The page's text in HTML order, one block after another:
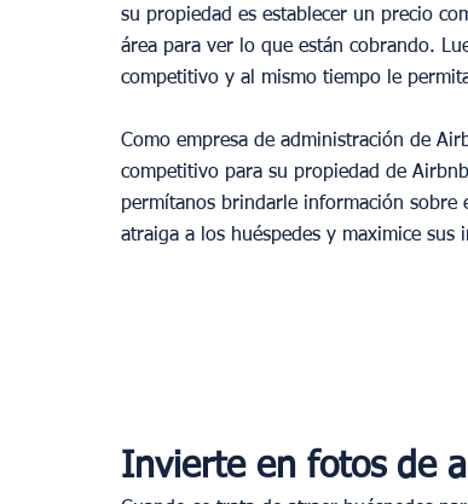
su propiedad es establecer un precio
área para ver lo que están cobrando.
competitivo y al mismo tiempo le
Como empresa de administración de
competitivo para su propiedad de
permítanos brindarle información sobre
atraiga a los huéspedes y maximice sus
Invierte en fotos de